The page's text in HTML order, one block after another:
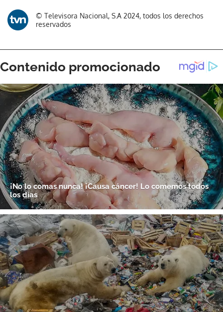
© Televisora Nacional, S.A 2024, todos los derechos
reservados